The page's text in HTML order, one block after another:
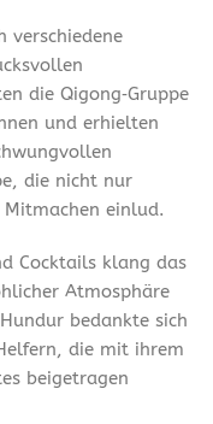
verschiedene
die Qigong‑Gruppe
und erhielten
die nicht nur
einlud.
Cocktails klang das
Atmosphäre
bedankte sich
die mit ihrem
beigetragen